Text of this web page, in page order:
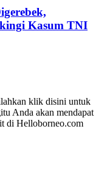
Kasum TNI
klik disini untuk
Anda akan mendapat
di Helloborneo.com